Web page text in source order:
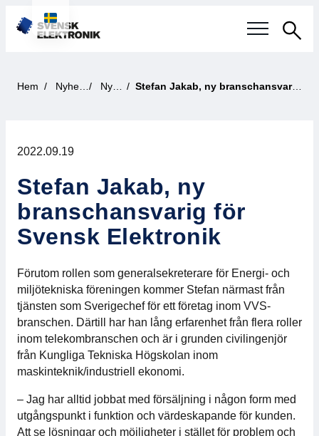
Sök
Svensk elektronikindustri
Våra frågor
Fokusområden
Aktuella projekt
Internationellt Samarbete
För medlemmar
Medlemsinternt
Handböcker
Hem Nyheter Nyhet Stefan Jakab, ny branschansvarig för Svensk Elektronik
2022.09.19
Stefan Jakab, ny
branschansvarig för
Svensk Elektronik
Förutom rollen som generalsekreterare för Energi- och
miljötekniska föreningen kommer Stefan närmast från
tjänsten som Sverigechef för ett företag inom VVS-
branschen. Därtill har han lång erfarenhet från flera roller
inom telekombranschen och är i grunden civilingenjör
från Kungliga Tekniska Högskolan inom
maskinteknik/industriell ekonomi.
– Jag har alltid jobbat med försäljning i någon form med
utgångspunkt i funktion och värdeskapande för kunden.
Att se lösningar och möjligheter i stället för problem och